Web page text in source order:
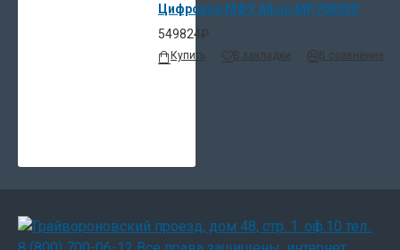
Цифровое МФУ Aficio MP7000SP
549824₽
Купить В закладки В сравнение